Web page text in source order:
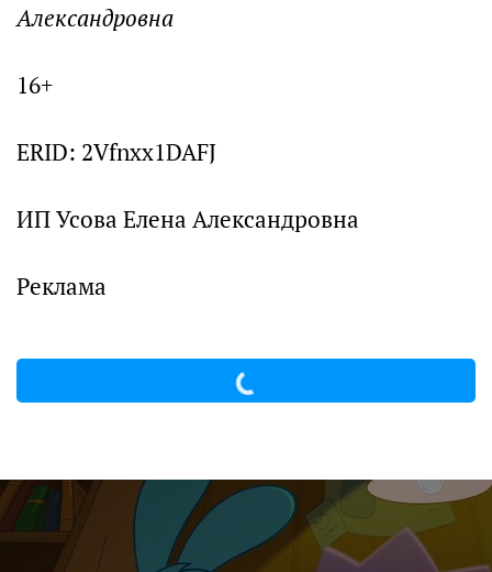
Александровна
16+
ERID: 2Vfnxx1DAFJ
ИП Усова Елена Александровна
Реклама